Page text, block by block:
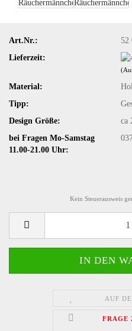
Art.Nr.:
52
Lieferzeit:
Material:
Tipp:
Design Größe:
ca
bei Fragen Mo-Samstag
11.00-21.00 Uhr:
Kein Steuerausweis
AUF
FRAGE